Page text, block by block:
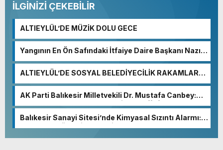
İLGİNİZİ ÇEKEBİLİR
ALTIEYLÜL’DE MÜZİK DOLU GECE
Yangının En Ön Safındaki İtfaiye Daire Başkanı Nazım
ALTIEYLÜL’DE SOSYAL BELEDİYECİLİK RAKAMLARA
AK Parti Balıkesir Milletvekili Dr. Mustafa Canbey:
“Medyanın varlığı, demokratik ve şeffaf toplumun
Balıkesir Sanayi Sitesi’nde Kimyasal Sızıntı Alarmı:
52. Sokak Güvenlik Nedeniyle Boşaltıldı